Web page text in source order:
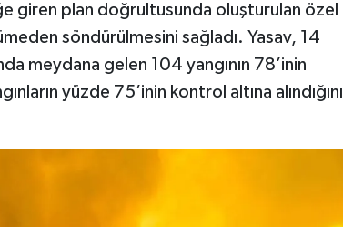
giren plan doğrultusunda oluşturulan özel
söndürülmesini sağladı. Yasav, 14
meydana gelen 104 yangının 78’inin
yüzde 75’inin kontrol altına alındığını